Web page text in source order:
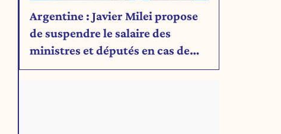
Argentine : Javier Milei propose
de suspendre le salaire des
ministres et députés en cas de
déficit budgétaire